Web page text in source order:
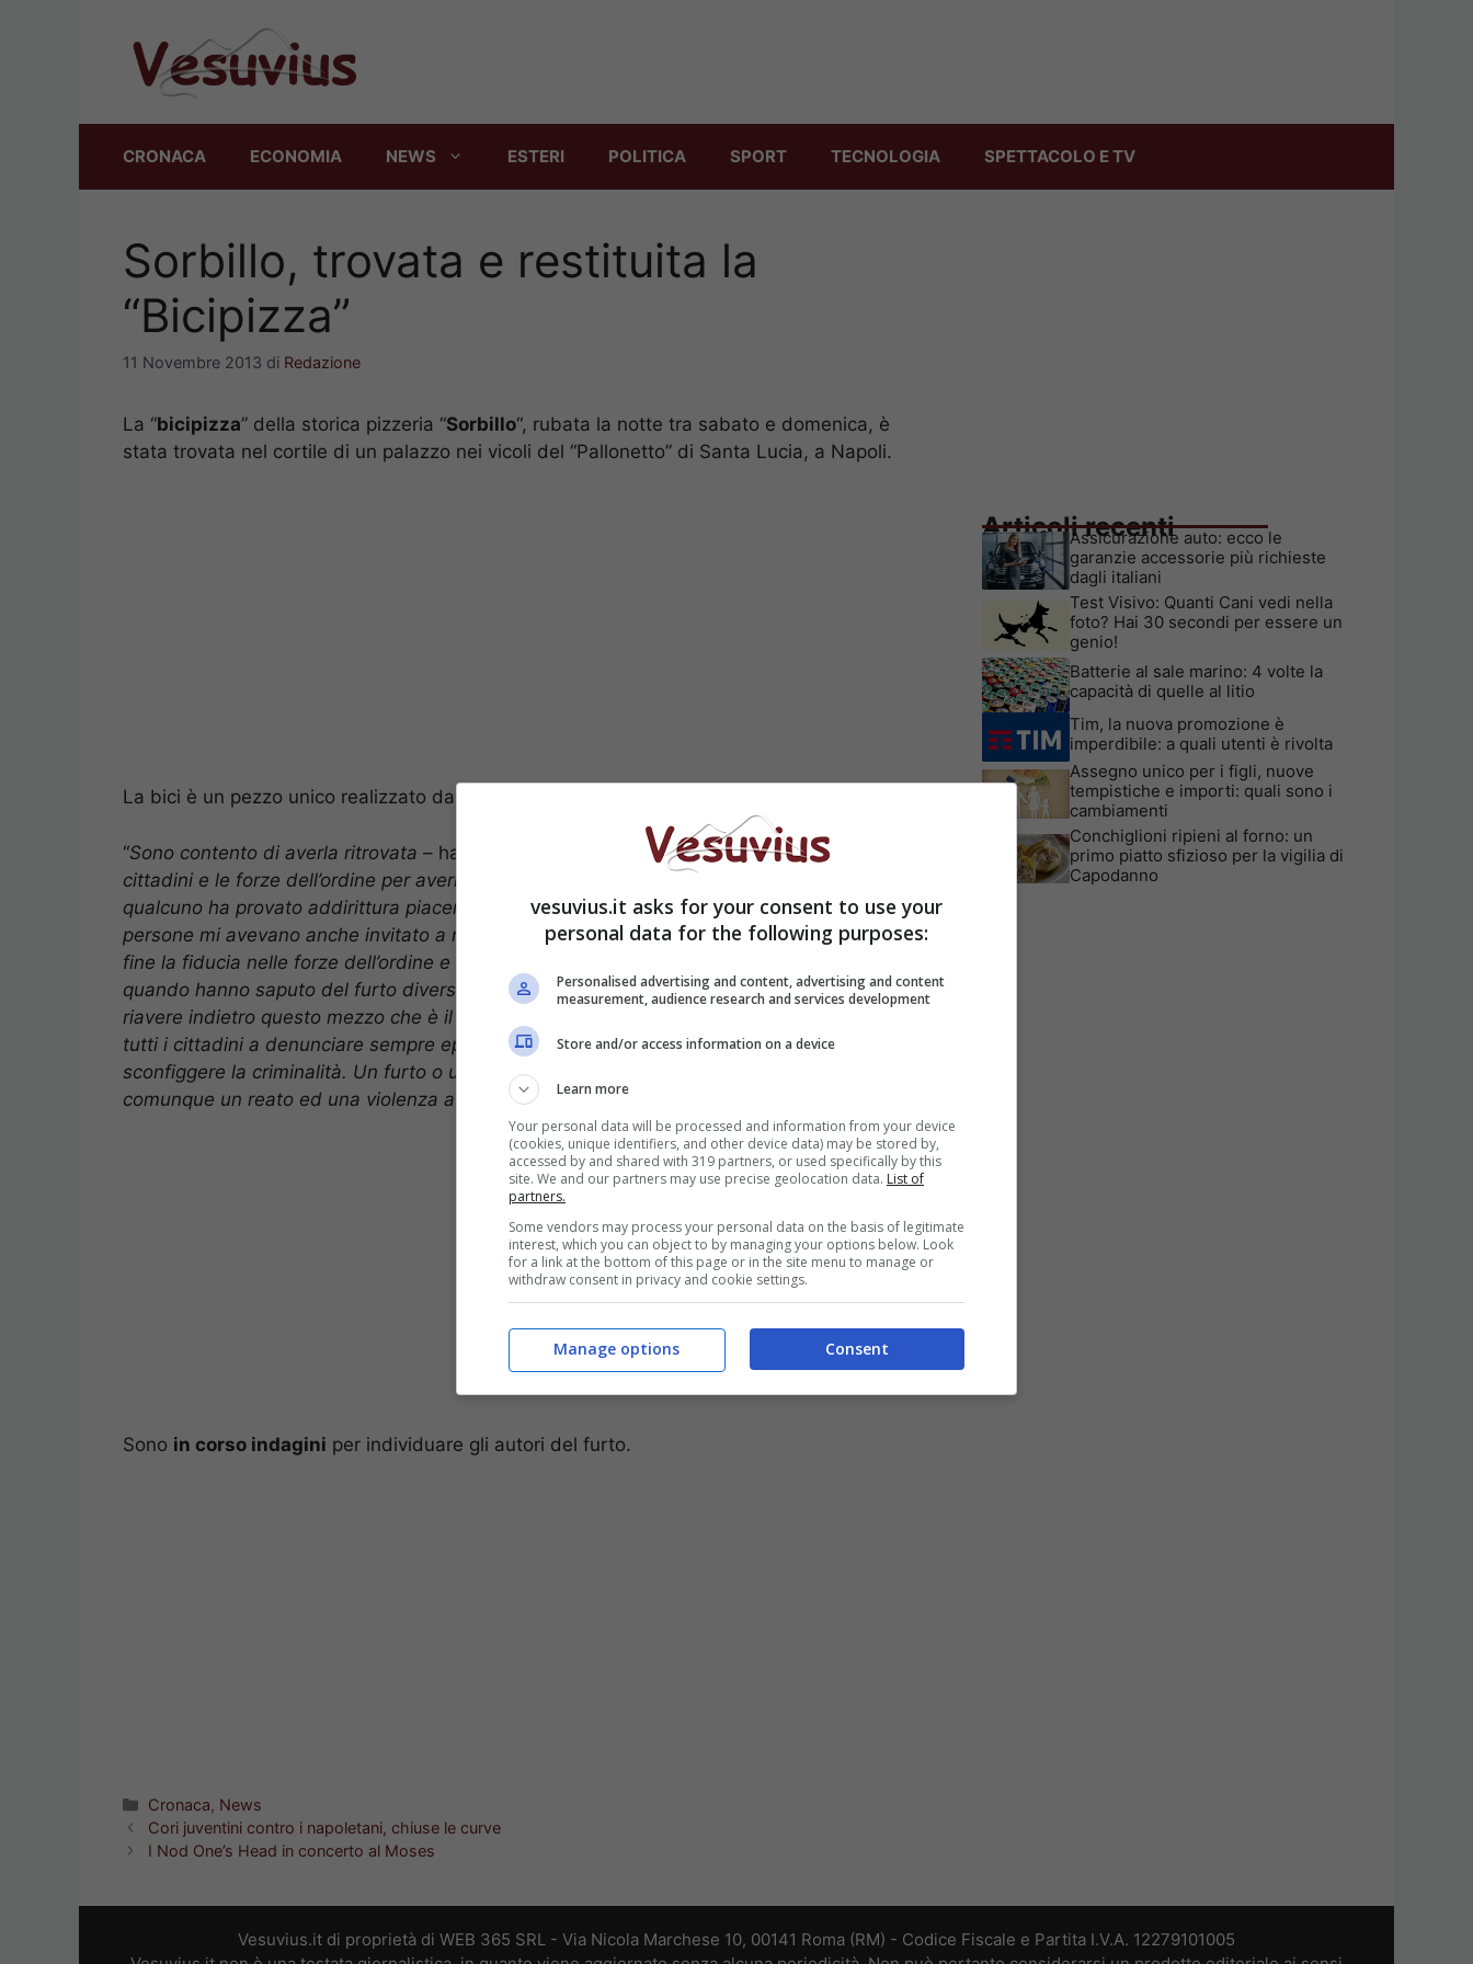
CRONACA ECONOMIA NEWS ESTERI POLITICA SPORT TECNOLOGIA SPETTACOLO E TV
Sorbillo, trovata e restituita la
“Bicipizza”
11 Novembre 2013 di Redazione
La “bicipizza” della storica pizzeria “Sorbillo“, rubata la notte tra sabato e domenica, è
stata trovata nel cortile di un palazzo nei vicoli del “Pallonetto” di Santa Lucia, a Napoli.
La bici è un pezzo unico realizzato dall’ azienda Schiano.
“Sono contento di averla ritrovata – ha detto il proprietario Gino Sorbillo –e ringrazio i
cittadini e le forze dell’ordine per avermi sostenuto e aiutato ad avere giustizia. So che
qualcuno ha provato addirittura piacere per questo furto scrivendolo sul web, mentre altre
persone mi avevano anche invitato a non denunciare l’accaduto e a subire in silenzio. Alla
fine la fiducia nelle forze dell’ordine e della cittadinanza ha pagato. Mi hanno raccontato che
quando hanno saputo del furto diversi cittadini del Pallonetto si sono attivati per farmi
riavere indietro questo mezzo che è il simbolo del mio locale sul Lungomare. Vorrei invitare
tutti i cittadini a denunciare sempre episodi del genere perchè solo in questo modo potremo
sconfiggere la criminalità. Un furto o una violenza di qualsiasi entità o valore sono sempre e
comunque un reato ed una violenza a cui non bisogna piegarsi
Sono in corso indagini per individuare gli autori del furto.
Categorie
Cronaca, News
Cori juventini contro i napoletani, chiuse le curve
I Nod One’s Head in concerto al Moses
Articoli recenti
Assicurazione auto: ecco le
garanzie accessorie più richieste
dagli italiani
Test Visivo: Quanti Cani vedi nella
foto? Hai 30 secondi per essere un
genio!
Batterie al sale marino: 4 volte la
capacità di quelle al litio
Tim, la nuova promozione è
imperdibile: a quali utenti è rivolta
Assegno unico per i figli, nuove
tempistiche e importi: quali sono i
cambiamenti
Conchiglioni ripieni al forno: un
primo piatto sfizioso per la vigilia di
Capodanno
Vesuvius.it di proprietà di WEB 365 SRL - Via Nicola Marchese 10, 00141 Roma (RM) - Codice Fiscale e Partita I.V.A. 12279101005
vesuvius.it asks for your consent to use your
personal data for the following purposes:
Personalised advertising and content, advertising and content
measurement, audience research and services development
Store and/or access information on a device
Learn more
Your personal data will be processed and information from your device
(cookies, unique identifiers, and other device data) may be stored by,
accessed by and shared with 319 partners, or used specifically by this
site. We and our partners may use precise geolocation data. List of
partners.
Some vendors may process your personal data on the basis of legitimate
interest, which you can object to by managing your options below. Look
for a link at the bottom of this page or in the site menu to manage or
withdraw consent in privacy and cookie settings.
Consent
Manage options